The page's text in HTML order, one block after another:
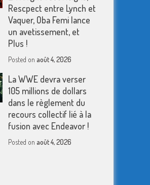
Rescpect entre Lynch et
Vaquer, Oba Femi lance
un avetissement, et
Plus !
Posted on août 4, 2026
La WWE devra verser
105 millions de dollars
dans le règlement du
recours collectif lié à la
fusion avec Endeavor !
Posted on août 4, 2026